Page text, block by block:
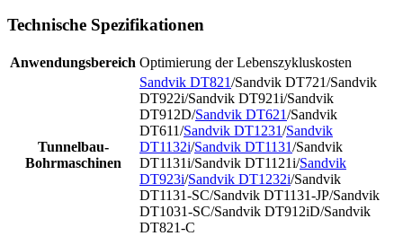
Technische Spezifikationen
Anwendungsbereich Optimierung der Lebenszykluskosten
Tunnelbau-
Bohrmaschinen
Sandvik DT821/Sandvik DT721/Sandvik
DT922i/Sandvik DT921i/Sandvik
DT912D/Sandvik DT621/Sandvik
DT611/Sandvik DT1231/Sandvik
DT1132i/Sandvik DT1131/Sandvik
DT1131i/Sandvik DT1121i/Sandvik
DT923i/Sandvik DT1232i/Sandvik
DT1131-SC/Sandvik DT1131-JP/Sandvik
DT1031-SC/Sandvik DT912iD/Sandvik
DT821-C